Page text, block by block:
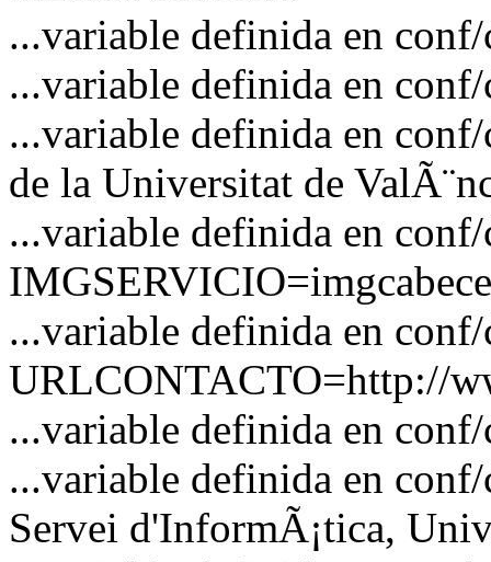
...variable definida en
...variable definida en
...variable definida en
de la Universitat de
...variable definida en
...variable definida en
URLCONTACTO=http://
...variable definida en
...variable definida en
Servei d'InformÃ¡tica,